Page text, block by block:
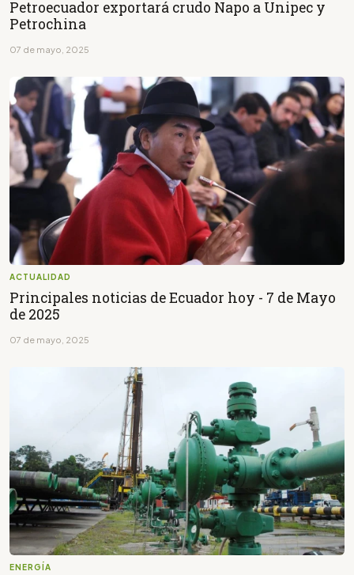
Petroecuador exportará crudo Napo a Unipec y
Petrochina
07 de mayo, 2025
ACTUALIDAD
Principales noticias de Ecuador hoy - 7 de Mayo
de 2025
07 de mayo, 2025
ENERGÍA